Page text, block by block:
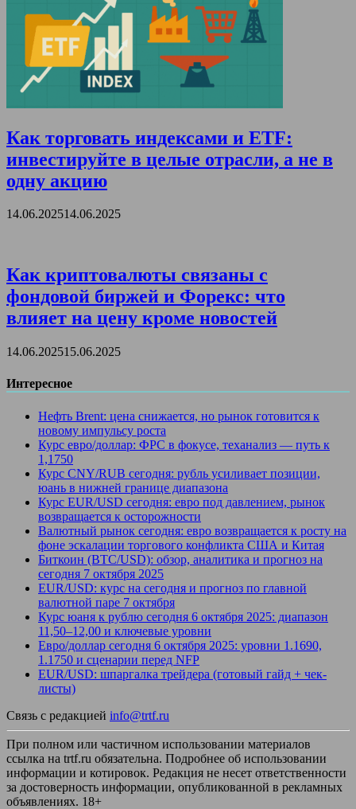
Как торговать индексами и ETF:
инвестируйте в целые отрасли, а не в
одну акцию
14.06.202514.06.2025
Как криптовалюты связаны с
фондовой биржей и Форекс: что
влияет на цену кроме новостей
14.06.202515.06.2025
Интересное
Нефть Brent: цена снижается, но рынок готовится к
новому импульсу роста
Курс евро/доллар: ФРС в фокусе, теханализ — путь к
1,1750
Курс CNY/RUB сегодня: рубль усиливает позиции,
юань в нижней границе диапазона
Курс EUR/USD сегодня: евро под давлением, рынок
возвращается к осторожности
Валютный рынок сегодня: евро возвращается к росту на
фоне эскалации торгового конфликта США и Китая
Биткоин (BTC/USD): обзор, аналитика и прогноз на
сегодня 7 октября 2025
EUR/USD: курс на сегодня и прогноз по главной
валютной паре 7 октября
Курс юаня к рублю сегодня 6 октября 2025: диапазон
11,50–12,00 и ключевые уровни
Евро/доллар сегодня 6 октября 2025: уровни 1.1690,
1.1750 и сценарии перед NFP
EUR/USD: шпаргалка трейдера (готовый гайд + чек-
листы)
Связь с редакцией info@trtf.ru
При полном или частичном использовании материалов
ссылка на trtf.ru обязательна. Подробнее об использовании
информации и котировок. Редакция не несет ответственности
за достоверность информации, опубликованной в рекламных
объявлениях. 18+